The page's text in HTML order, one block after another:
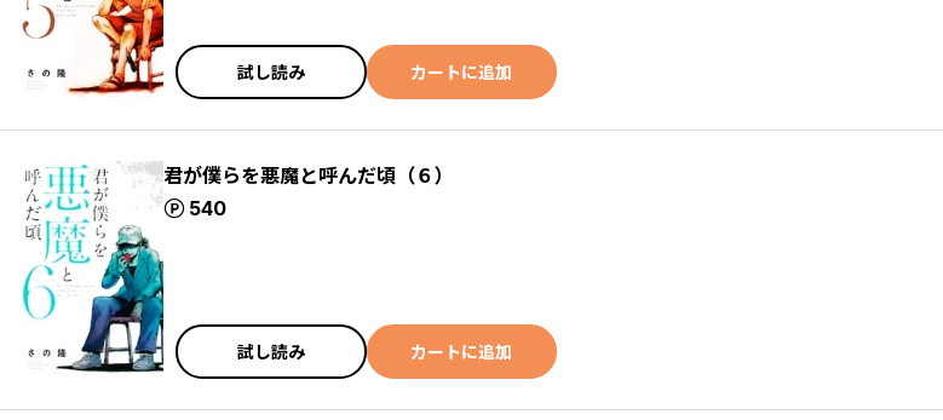
試し読み カートに追加
君が僕らを悪魔と呼んだ頃（６）
540
ポイント
試し読み カートに追加